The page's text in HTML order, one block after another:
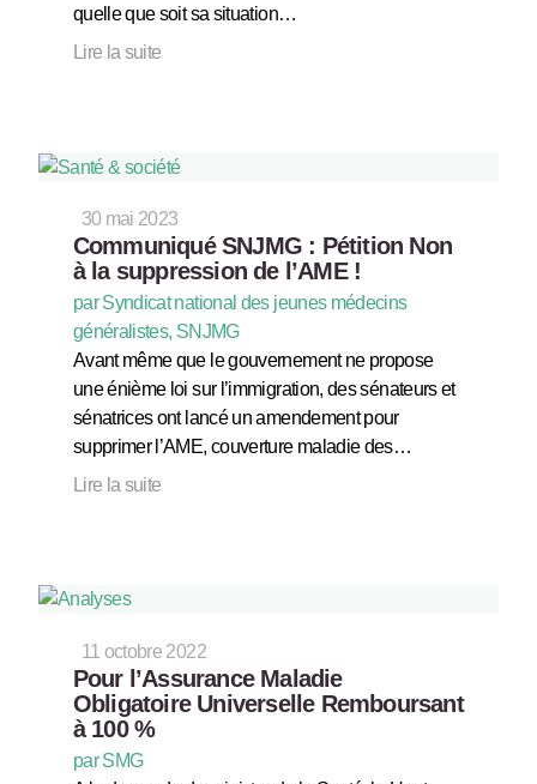
quelle que soit sa situation…
Lire la suite
30 mai 2023
Communiqué SNJMG : Pétition Non
à la suppression de l’AME !
par Syndicat national des jeunes médecins
généralistes, SNJMG
Avant même que le gouvernement ne propose
une énième loi sur l’immigration, des sénateurs et
sénatrices ont lancé un amendement pour
supprimer l’AME, couverture maladie des…
Lire la suite
11 octobre 2022
Pour l’Assurance Maladie
Obligatoire Universelle Remboursant
à 100 %
par SMG